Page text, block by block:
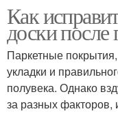
Как
доски после
Паркетные
укладки и
полувека. Однако
за разных